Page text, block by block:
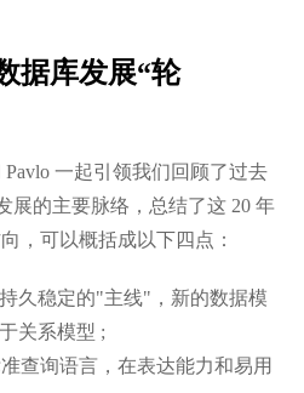
据库发展“轮
Pavlo 一起引领我们回顾了过去
展的主要脉络，总结了这 20 年
，可以概括成以下四点：
久稳定的"主线"，新的数据模
关系模型 ;
查询语言，在表达能力和易用